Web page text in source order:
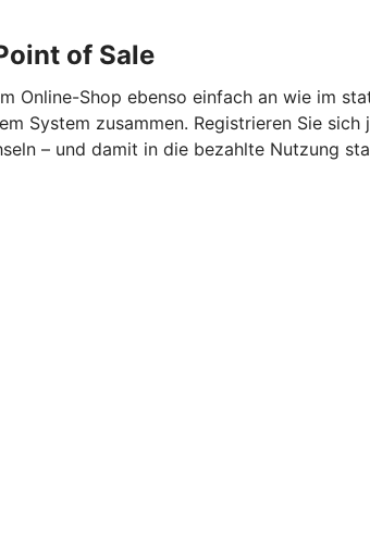
of Sale
Online-Shop ebenso einfach an wie im
System zusammen. Registrieren Sie
– und damit in die bezahlte Nutzung